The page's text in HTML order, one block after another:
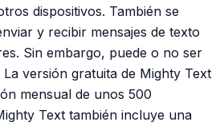
dispositivos. También se
y recibir mensajes de texto
Sin embargo, puede o no ser
versión gratuita de Mighty Text
mensual de unos 500
Text también incluye una